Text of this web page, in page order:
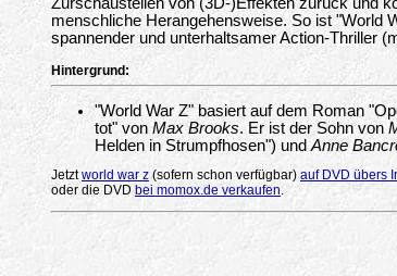
menschliche Herangehensweise. So ist "World
spannender und unterhaltsamer Action-Thriller
Hintergrund:
"World War Z" basiert auf dem Roman
tot" von Max Brooks. Er ist der Sohn von
Helden in Strumpfhosen") undAnne
Jetztworld war z(sofern schon verfügbar) auf DVD übers
oder die DVD bei momox.de verkaufen.